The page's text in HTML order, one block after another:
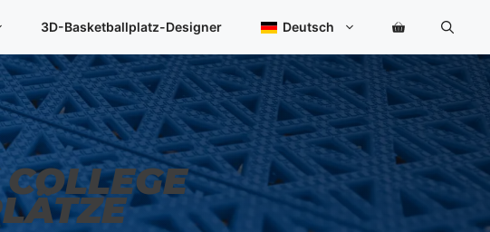
3D-Basketballplatz-Designer Deutsch